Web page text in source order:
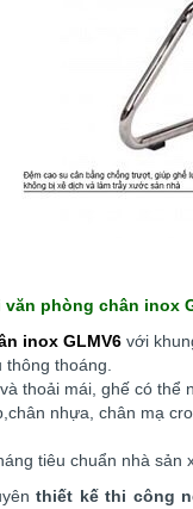
phòng chân inox
inox GLMV6 với
thoáng.
thoải mái, ghế có thể
nhựa, chân mạ
tiêu chuẩn nhà sản
thiết kế thi công